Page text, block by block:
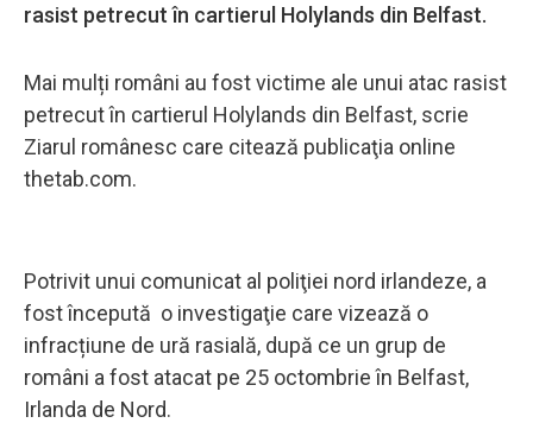
rasist petrecut în cartierul Holylands din Belfast.
Mai mulți români au fost victime ale unui atac rasist
petrecut în cartierul Holylands din Belfast, scrie
Ziarul românesc care citează publicaţia online
thetab.com.
Potrivit unui comunicat al poliţiei nord irlandeze, a
fost începută o investigaţie care vizează o
infracțiune de ură rasială, după ce un grup de
români a fost atacat pe 25 octombrie în Belfast,
Irlanda de Nord.